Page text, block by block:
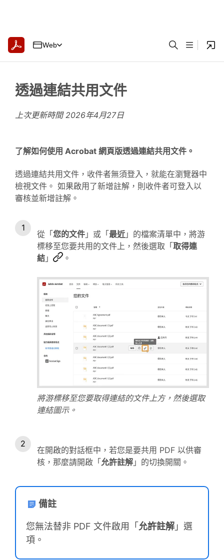
Web
透過連結共用文件
上次更新時間2026年4月27日
了解如何使用 Acrobat 網頁版透過連結共用文件。
透過連結共用文件，收件者無須登入，就能在瀏覽器中
檢視文件。 如果啟用了新增註解，則收件者可登入以
審核並新增註解。
從「您的文件 」或「最近 」的檔案清單中，將游
標移至您要共用的文件上，然後選取「取得連
結 」 。
將游標移至您要取得連結的文件上方，然後選取
連結圖示。
在開啟的對話框中，若您是要共用 PDF 以供審
核，那麼請開啟「允許註解 」的切換開關。
備註
您無法替非 PDF 文件啟用「允許註解 」選
項。